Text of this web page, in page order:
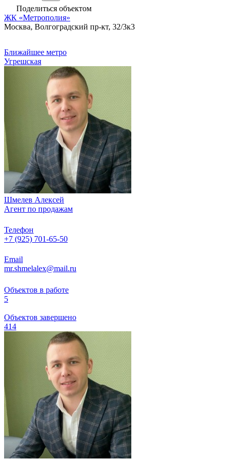
Поделиться объектом
ЖК «Метрополия»
Москва, Волгоградский пр-кт, 32/3к3
Ближайшее метро
Угрешская
Шмелев Алексей
Агент по продажам
Телефон
+7 (925) 701-65-50
Email
mr.shmelalex@mail.ru
Объектов в работе
5
Объектов завершено
414